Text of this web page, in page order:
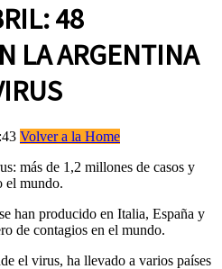
48
LA ARGENTINA
Volver a la Home
más de 1,2 millones de casos y
el mundo.
han producido en Italia, España y
de contagios en el mundo.
el virus, ha llevado a varios países